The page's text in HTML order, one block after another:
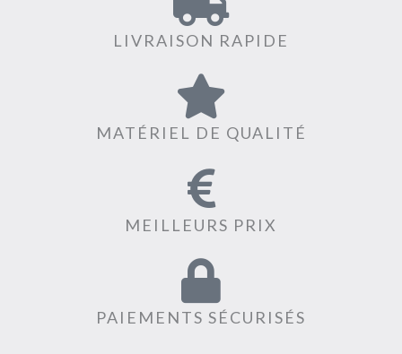
LIVRAISON RAPIDE
MATÉRIEL DE QUALITÉ
MEILLEURS PRIX
PAIEMENTS SÉCURISÉS